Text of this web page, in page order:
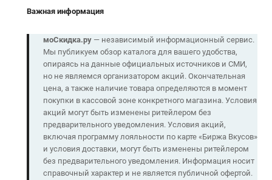
Важная информация
моСкидка.ру— независимый информационный сервис.
Мы публикуем обзор каталога для вашего удобства,
опираясь на данные официальных источников и СМИ,
но не являемся организатором акций. Окончательная
цена, а также наличие товара определяются в момент
покупки в кассовой зоне конкретного магазина. Условия
акций могут быть изменены ритейлером без
предварительного уведомления. Условия акций,
включая программу лояльности по карте «Биржа Вкусов»
и условия доставки, могут быть изменены ритейлером
без предварительного уведомления. Информация носит
справочный характер и не является публичной офертой.